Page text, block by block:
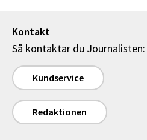
Kontakt
Så kontaktar du Journalisten:
Kundservice
Redaktionen